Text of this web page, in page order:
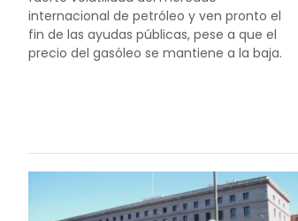
internacional de petróleo y ven pronto el
fin de las ayudas públicas, pese a que el
precio del gasóleo se mantiene a la baja.